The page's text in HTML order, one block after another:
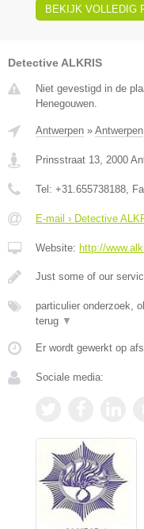
BEKIJK VOLLEDIG
Detective ALKRIS
Niet gevestigd in de
Henegouwen.
Antwerpen » Antwerpen
Prinsstraat 13 2000
Tel: +31.655738188 ,
E-mail › Detective
Website: http://
Just some of our
particulier onderzoek,
terug ▼
Er wordt gewerkt op
Sociale media: